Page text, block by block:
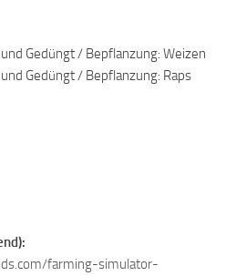
Gedüngt / Bepflanzung: Weizen
Gedüngt / Bepflanzung: Raps
farming-simulator-